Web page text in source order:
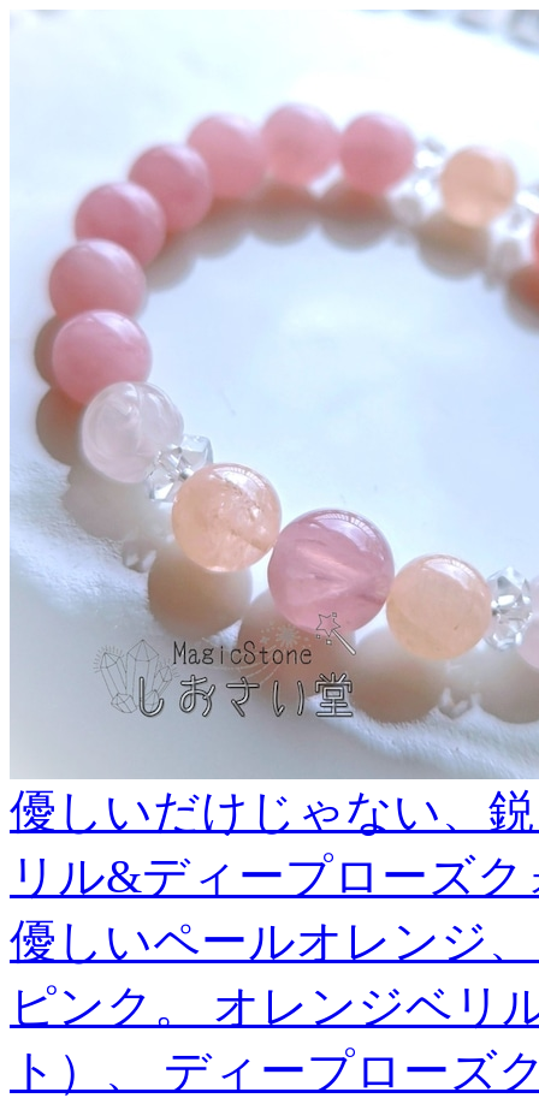
優しいだけじゃない、
リル&ディープローズ
優しいペールオレンジ
ピンク。 オレンジベリ
ト）、 ディープローズ